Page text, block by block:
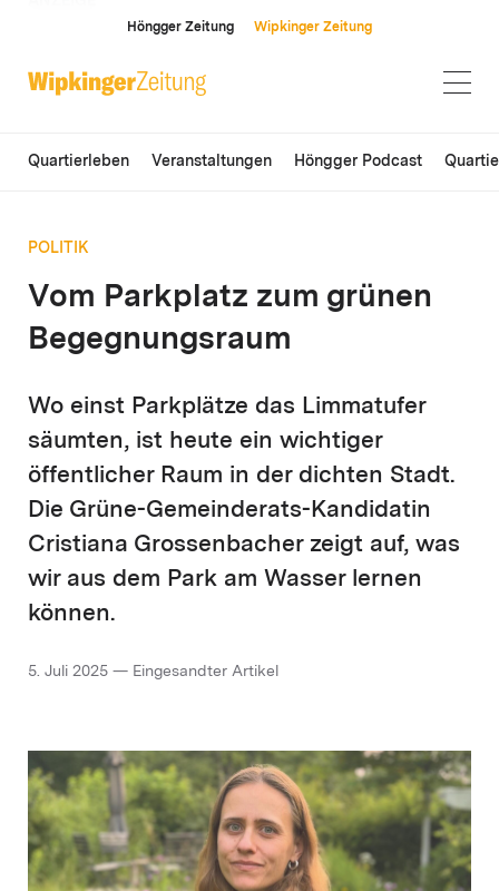
Höngger Zeitung Wipkinger Zeitung
Quartierleben Veranstaltungen Höngger Podcast
POLITIK
Vom Parkplatz zum grünen
Begegnungsraum
Wo einst Parkplätze das Limmatufer
säumten, ist heute ein wichtiger
öffentlicher Raum in der dichten Stadt.
Die Grüne-Gemeinderats-Kandidatin
Cristiana Grossenbacher zeigt auf, was
wir aus dem Park am Wasser lernen
können.
5. Juli 2025 — Eingesandter Artikel